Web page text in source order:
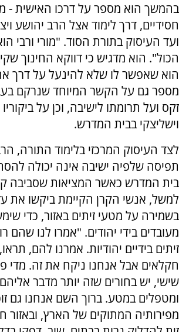
בהמשך הוא מספר על דרכו האישית -
חסידיים, דרך לימוד אצל הרב יהושע
ועד העיסוק בתורת הסוד. "מורי ורבי
הכול". הוא מדגיש כי דווקא החינוך
הוא שאפשר לו שלא להינעל על דרך
מספר גם על הקשר המיוחד שנרקם
זקס ועל תרומתו לישיבה, וכן על
וישליצקי בבית המדרש.
לצד העיסוק המרכזי בלימוד התורה,
תפיסה שלפיה ישיבה אינה יכולה
בית המדרש כאשר המציאות שסביבה
למשל, אנשי הקרן הקיימת ביקשו את
בשמירה על מטעי זיתים באזור, כדי
מעובדים בידי יהודים. "אמרו לנו שהם
זיתים בידיים יהודיות. אמרנו להם,
חקלאים אבל אנחנו ניקח את זה. מדי
שישי, יש בחורים שזה יותר מדבר
ומטפלים במטע. ברוך השם אנחנו גם
מפירותיה המתוקים של הארץ, ובאזור